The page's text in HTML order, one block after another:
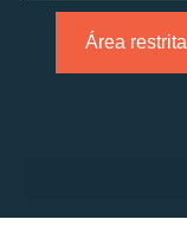
Área restrita